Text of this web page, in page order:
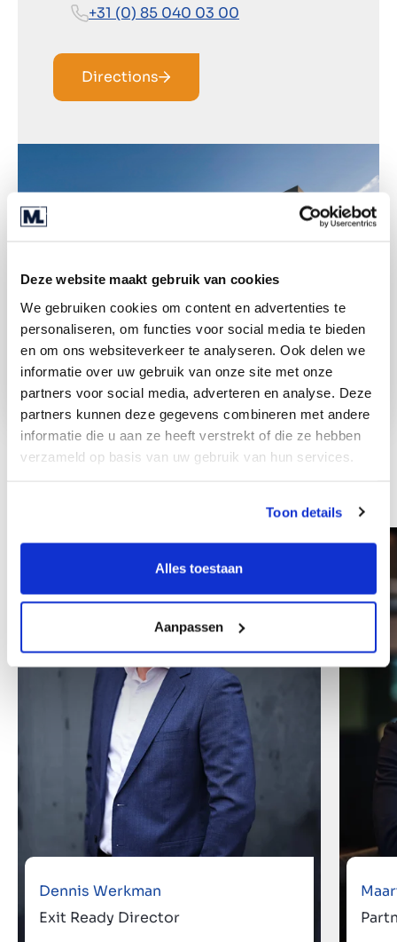
Deze website maakt gebruik van cookies
We gebruiken cookies om content en advertenties te
personaliseren, om functies voor social media te bieden
en om ons websiteverkeer te analyseren. Ook delen we
informatie over uw gebruik van onze site met onze
partners voor social media, adverteren en analyse. Deze
partners kunnen deze gegevens combineren met andere
informatie die u aan ze heeft verstrekt of die ze hebben
verzameld op basis van uw gebruik van hun services.
Toon details
Alles toestaan
Aanpassen
+31 (0) 85 040 03 00
Directions
Dennis Werkman
Exit Ready Director